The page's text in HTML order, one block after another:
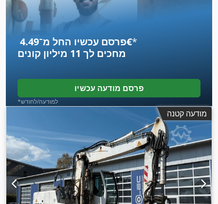
פרסם עכשיו החל מ־‏4.49 ‏€*
מחכים לך 11 מיליון קונים
פרסם מודעה עכשיו
*למודעה/לחודש
מודעה קטנה